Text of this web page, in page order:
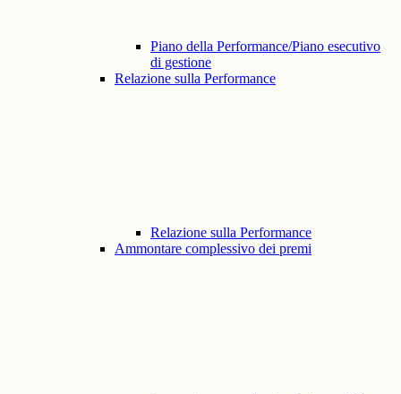
Piano della Performance/Piano esecutivo
di gestione
Relazione sulla Performance
Relazione sulla Performance
Ammontare complessivo dei premi